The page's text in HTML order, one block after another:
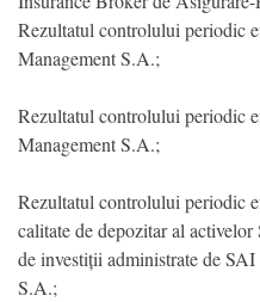
Rezultatul controlului periodic
Management S.A.;
Rezultatul controlului periodic
Management S.A.;
Rezultatul controlului periodic
calitate de depozitar al
de investiții administrate de
S.A.;